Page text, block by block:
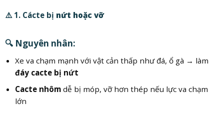
⚠️ 1. Cácte bị nứt hoặc vỡ
🔍 Nguyên nhân:
Xe va chạm mạnh với vật cản thấp như đá, ổ gà → làm
đáy cacte bị nứt
Cacte nhômdễ bị móp, vỡ hơn thép nếu lực va chạm
lớn